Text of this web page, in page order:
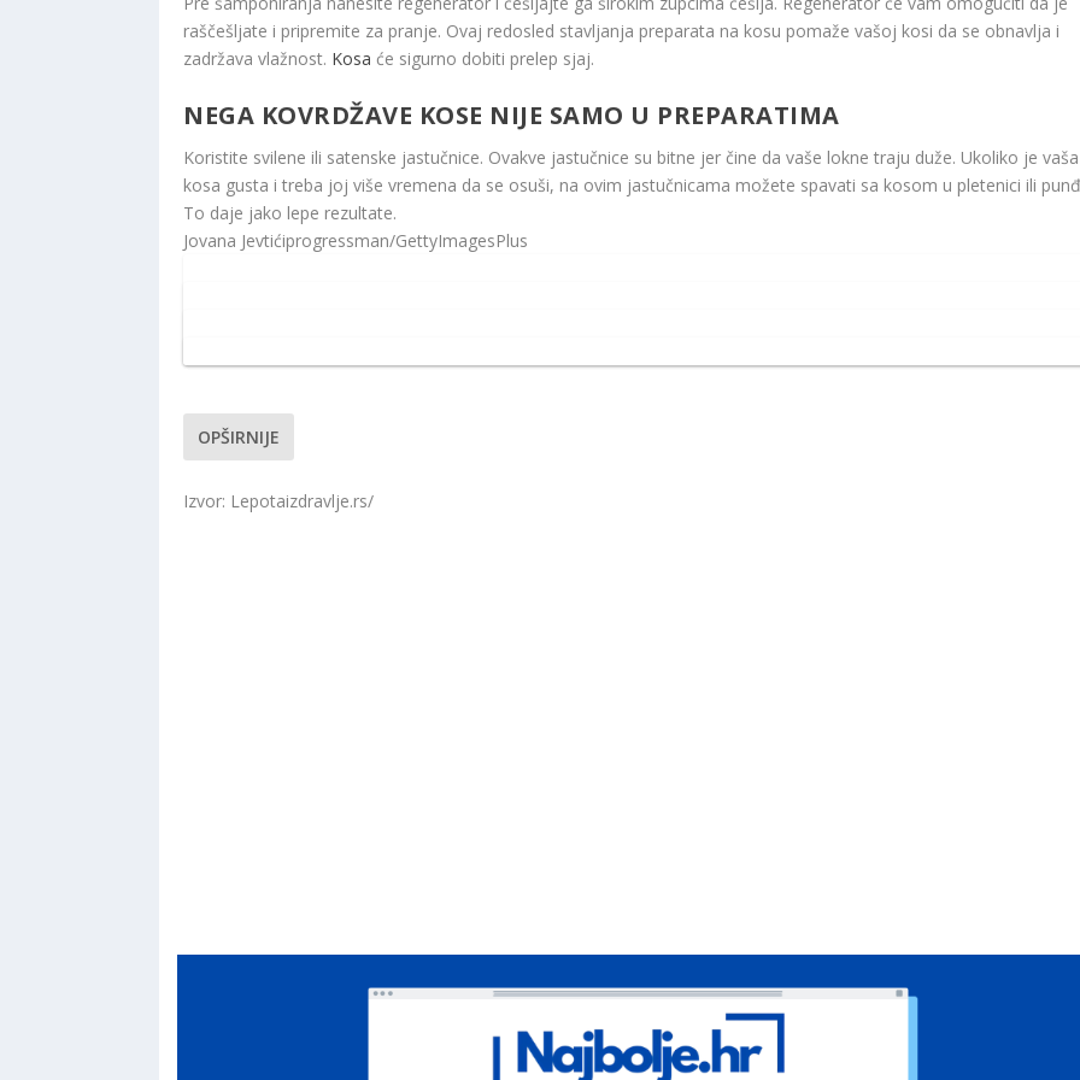
raščešljate i pripremite za pranje. Ovaj redosled stavljanja preparata na kosu pomaže vašoj kosi da se obnavlja i
zadržava vlažnost. Kosa će sigurno dobiti prelep sjaj.
NEGA KOVRDŽAVE KOSE NIJE SAMO U PREPARATIMA
Koristite svilene ili satenske jastučnice. Ovakve jastučnice su bitne jer čine da vaše lokne traju duže. Ukoliko je vaša
kosa gusta i treba joj više vremena da se osuši, na ovim jastučnicama možete spavati sa kosom u pletenici ili
To daje jako lepe rezultate.
Jovana Jevtićiprogressman/GettyImagesPlus
OPŠIRNIJE
Izvor: Lepotaizdravlje.rs/